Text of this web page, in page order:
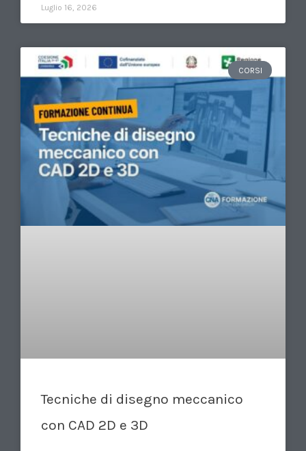
Luglio 16, 2026
CORSI
Tecniche di disegno meccanico
con CAD 2D e 3D